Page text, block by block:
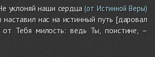
уклоняй наши сердца(от Истинной Веры)
наставил нас на истинный путь [даровал
Тебя милость: ведь Ты, поистине, –